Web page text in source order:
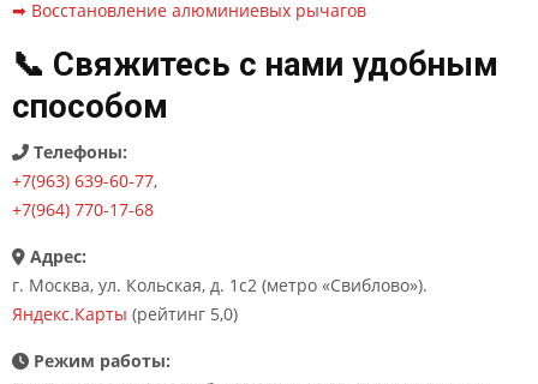
➡ Восстановление алюминиевых рычагов
📞 Свяжитесь с нами удобным
способом
Телефоны:
+7(963) 639-60-77,
+7(964) 770-17-68
Адрес:
г. Москва, ул. Кольская, д. 1с2 (метро «Свиблово»).
Яндекс.Карты (рейтинг 5,0)
Режим работы: